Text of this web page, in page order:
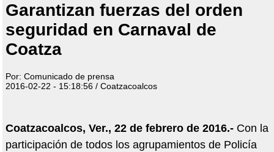
Garantizan fuerzas del orden
seguridad en Carnaval de
Coatza
Por: Comunicado de prensa
2016-02-22 - 15:18:56 / Coatzacoalcos
Coatzacoalcos, Ver., 22 de febrero de 2016.-Con la
participación de todos los agrupamientos de Policía